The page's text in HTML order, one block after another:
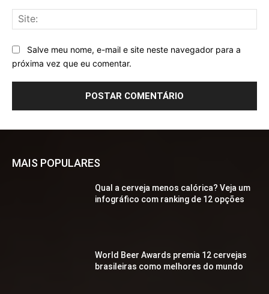
Salve meu nome, e-mail e site neste navegador para a
próxima vez que eu comentar.
MAIS POPULARES
Qual a cerveja menos calórica? Veja um
infográfico com ranking de 12 opções
World Beer Awards premia 12 cervejas
brasileiras como melhores do mundo